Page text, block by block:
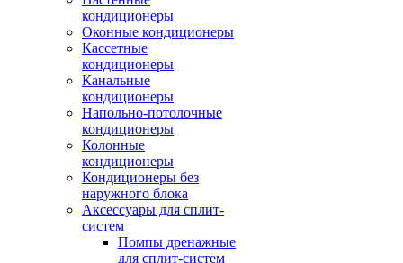
кондиционеры
Оконные кондиционеры
Кассетные
кондиционеры
Канальные
кондиционеры
Напольно-потолочные
кондиционеры
Колонные
кондиционеры
Кондиционеры без
наружного блока
Аксессуары для сплит-
систем
Помпы дренажные
для сплит-систем